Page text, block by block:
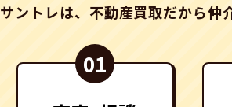
サントレは、不動産買取だから仲